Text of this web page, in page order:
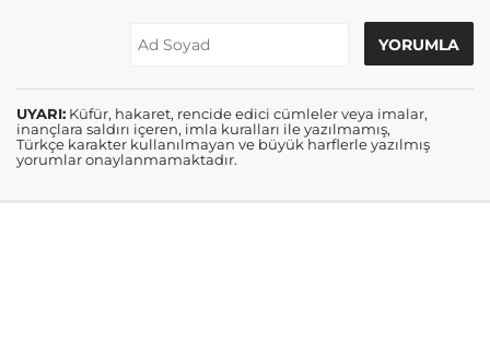
UYARI: Küfür, hakaret, rencide edici cümleler veya imalar,
inançlara saldırı içeren, imla kuralları ile yazılmamış,
Türkçe karakter kullanılmayan ve büyük harflerle yazılmış
yorumlar onaylanmamaktadır.